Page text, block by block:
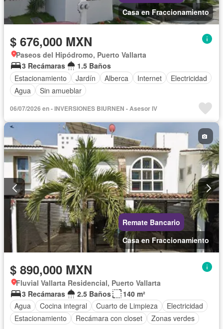
Casa en Fraccionamiento
$ 676,000 MXN
Paseos del Hipódromo, Puerto Vallarta
3 Recámaras
1.5 Baños
Estacionamiento
Jardín Alberca Internet
Electricidad
Agua
Sin amueblar
06/07/2026 en - INVERSIONES BIURNEN - Asesor IV
Remate Bancario
Casa en Fraccionamiento
$ 890,000 MXN
Fluvial Vallarta Residencial, Puerto Vallarta
3 Recámaras
2.5 Baños
140 m²
Agua
Cocina integral Cuarto de Limpieza
Electricidad
Estacionamiento
Recámara con closet Zonas verdes